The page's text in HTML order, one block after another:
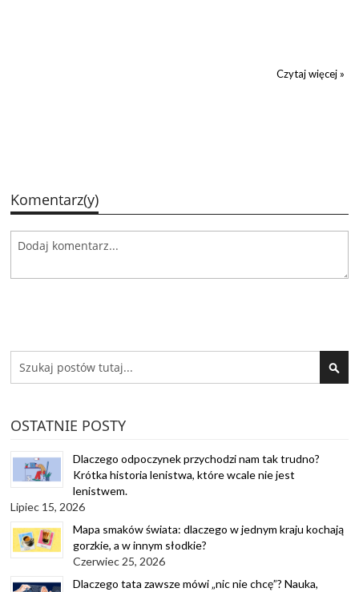
Czytaj więcej »
Komentarz(y)
OSTATNIE POSTY
Dlaczego odpoczynek przychodzi nam tak trudno?
Krótka historia lenistwa, które wcale nie jest
lenistwem.
Lipiec 15, 2026
Mapa smaków świata: dlaczego w jednym kraju kochają
gorzkie, a w innym słodkie?
Czerwiec 25, 2026
Dlaczego tata zawsze mówi „nic nie chcę”? Nauka,